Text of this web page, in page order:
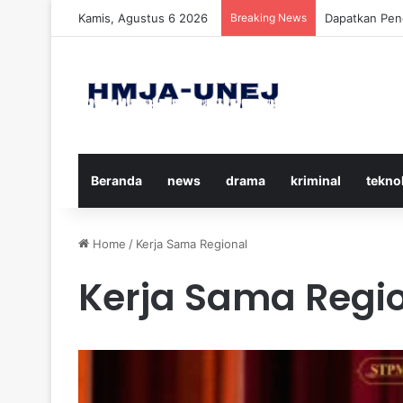
Kamis, Agustus 6 2026 Breaking News Cara Efektif
Beranda news drama kriminal
Home / Kerja Sama Regional
Kerja Sama